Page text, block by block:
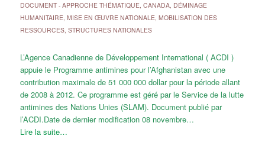
DOCUMENT- APPROCHE THÉMATIQUE, CANADA, DÉMINAGE
HUMANITAIRE, MISE EN ŒUVRE NATIONALE, MOBILISATION DES
RESSOURCES, STRUCTURES NATIONALES
L’Agence Canadienne de Développement International ( ACDI )
appuie le Programme antimines pour l’Afghanistan avec une
contribution maximale de 51 000 000 dollar pour la période allant
de 2008 à 2012. Ce programme est géré par le Service de la lutte
antimines des Nations Unies (SLAM). Document publié par
l’ACDI.Date de dernier modification 08 novembre…
Lire la suite…